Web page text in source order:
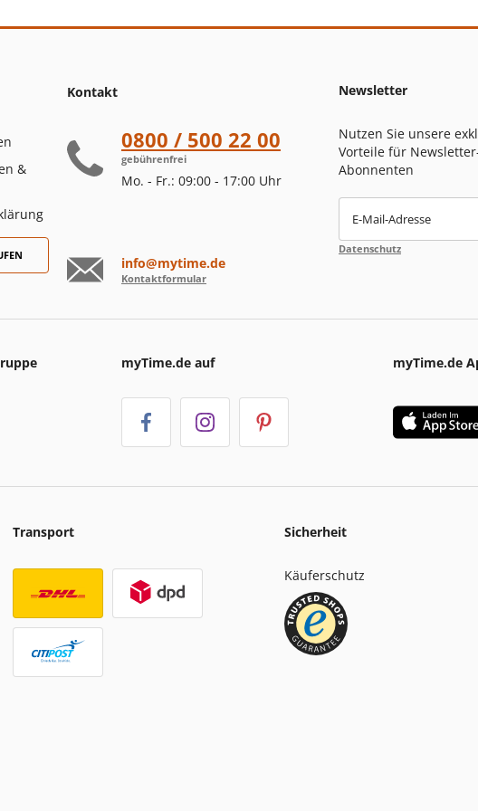
&
Kontakt
0800 / 500 22 00
gebührenfrei
Mo. - Fr.: 09:00 - 17:00 Uhr
info@mytime.de
Kontaktformular
Newsletter
Nutzen Sie unsere
Vorteile für
Abonnenten
E-Mail-Adresse
Datenschutz
myTime.de auf myTime.de
Transport Sicherheit
Käuferschutz